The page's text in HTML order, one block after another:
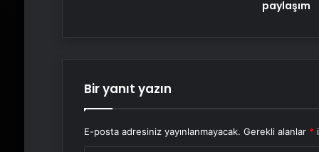
paylaşım
Bir yanıt yazın
E-posta adresiniz yayınlanmayacak. Gerekli alanlar *